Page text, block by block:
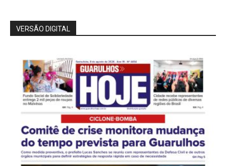
VERSÃO DIGITAL